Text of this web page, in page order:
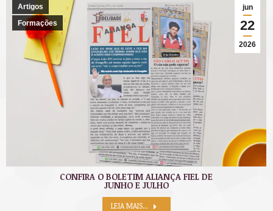
jun
22
2026
Artigos
Formações
CONFIRA O BOLETIM ALIANÇA FIEL DE
JUNHO E JULHO
LEIA MAIS...